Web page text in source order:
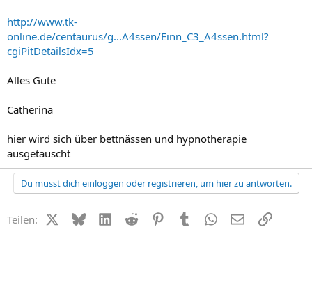
http://www.tk-
online.de/centaurus/g...A4ssen/Einn_C3_A4ssen.html?
cgiPitDetailsIdx=5
Alles Gute
Catherina
hier wird sich über bettnässen und hypnotherapie
ausgetauscht
Du musst dich einloggen oder registrieren, um hier zu antworten.
Teilen: X (Twitter)
BlueskyLinkedIn
Reddit PinterestTumblr WhatsApp
E-MailLink